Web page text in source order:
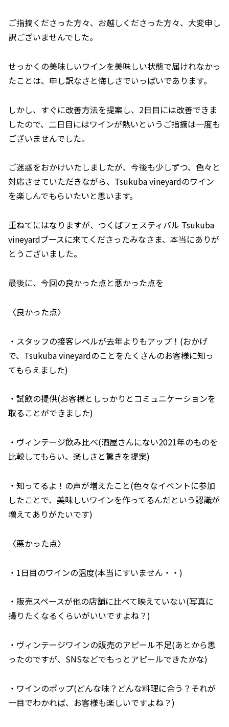
ご指摘くださった方々、お越しくださった方々、大変申し
訳ございませんでした。
せっかくの美味しいワインを美味しい状態で届けれなかっ
たことは、申し訳なさと悔しさでいっぱいであります。
しかし、すぐに改善方法を提案し、2日目には改善できま
したので、二日目にはワインが熱いというご指摘は一度も
ございませんでした。
ご迷惑をおかけいたしましたが、今後も少しずつ、色々と
対応させていただきながら、Tsukuba vineyardのワイン
を楽しんでもらいたいと思います。
重ねてにはなりますが、つくばフェスティバル Tsukuba
vineyardブースに来てくださったみなさま、本当にありが
とうございました。
最後に、今回の良かった点と悪かった点を
〈良かった点〉
・スタッフの接客レベルが去年よりもアップ！(おかげ
で、Tsukuba vineyardのことをたくさんのお客様に知っ
てもらえました)
・試飲の提供(お客様としっかりとコミュニケーションを
取ることができました)
・ヴィンテージ飲み比べ(酒屋さんにない2021年のものを
比較してもらい、楽しさと驚きを提案)
・知ってるよ！の声が増えたこと(色々なイベントに参加
したことで、美味しいワインを作ってるんだという認識が
増えてありがたいです)
〈悪かった点〉
・1日目のワインの温度(本当にすいません・・)
・販売スペースが他の店舗に比べて映えていない(写真に
撮りたくなるくらいがいいですよね？)
・ヴィンテージワインの販売のアピール不足(あとから思
ったのですが、SNSなどでもっとアピールできたかな)
・ワインのポップ(どんな味？どんな料理に合う？それが
一目でわかれば、お客様も楽しいですよね？)